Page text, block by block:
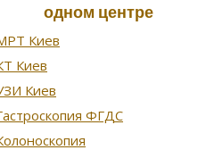
одном центре
Киев
Киев
Киев
ФГДС